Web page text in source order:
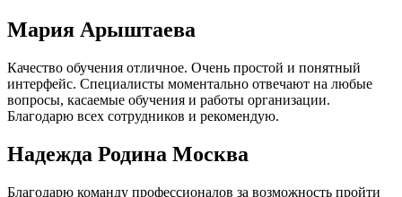
Мария Арыштаева
Качество обучения отличное. Очень простой и понятный
интерфейс. Специалисты моментально отвечают на любые
вопросы, касаемые обучения и работы организации.
Благодарю всех сотрудников и рекомендую.
Надежда Родина Москва
Благодарю команду профессионалов за возможность пройти